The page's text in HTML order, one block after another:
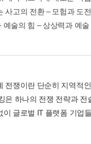
사고의 전환 – 모험과 도전
예술의 힘 – 상상력과 예술
전쟁이란 단순히 지역적
은 하나의 전쟁 전략과
이 글로벌 IT 플랫폼 기업